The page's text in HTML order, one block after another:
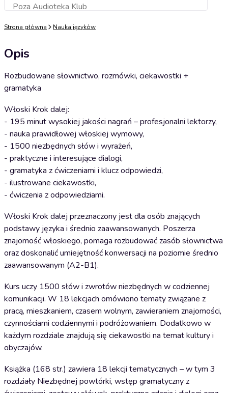
Poza Audioteka KlubDodaj do koszyka
Strona główna Nauka języków
Opis
Rozbudowane słownictwo, rozmówki, ciekawostki +
gramatyka
Włoski Krok dalej:
- 195 minut wysokiej jakości nagrań – profesjonalni lektorzy,
- nauka prawidłowej włoskiej wymowy,
- 1500 niezbędnych słów i wyrażeń,
- praktyczne i interesujące dialogi,
- gramatyka z ćwiczeniami i klucz odpowiedzi,
- ilustrowane ciekawostki,
- ćwiczenia z odpowiedziami.
Włoski Krok dalej przeznaczony jest dla osób znających
podstawy języka i średnio zaawansowanych. Poszerza
znajomość włoskiego, pomaga rozbudować zasób słownictwa
oraz doskonalić umiejętność konwersacji na poziomie średnio
zaawansowanym (A2-B1).
Kurs uczy 1500 słów i zwrotów niezbędnych w codziennej
komunikacji. W 18 lekcjach omówiono tematy związane z
pracą, mieszkaniem, czasem wolnym, zawieraniem znajomości,
czynnościami codziennymi i podróżowaniem. Dodatkowo w
każdym rozdziale znajdują się ciekawostki na temat kultury i
obyczajów.
Książka (168 str.) zawiera 18 lekcji tematycznych – w tym 3
rozdziały Niezbędnej powtórki, wstęp gramatyczny z